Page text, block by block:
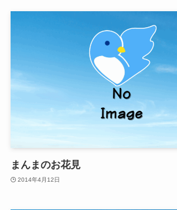
まんまのお花見
2014年4月12日